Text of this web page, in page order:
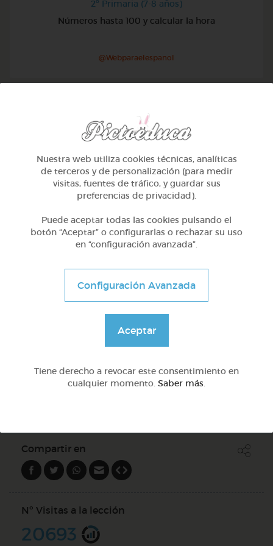
2º Primaria (7-8 años)
Números hasta 100 y calcular la hora
@Webparaelespanol
@Webparaelespanol
Compartir en
Nº Visitas a la lección
20693
Nuestra web utiliza cookies técnicas, analíticas
de terceros y de personalización (para medir
visitas, fuentes de tráfico, y guardar sus
preferencias de privacidad).
Puede aceptar todas las cookies pulsando el
botón “Aceptar” o configurarlas o rechazar su uso
en “configuración avanzada”.
Configuración Avanzada
Aceptar
Tiene derecho a revocar este consentimiento en
cualquier momento. Saber más.